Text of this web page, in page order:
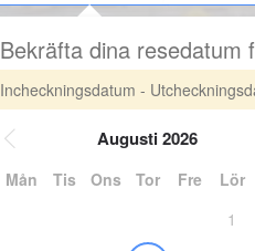
Bekräfta dina resedatum
Incheckningsdatum -
Augusti 2026
Mån Tis Ons Tor Fre Lör
1